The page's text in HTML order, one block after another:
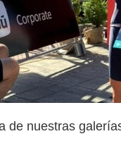
de nuestras